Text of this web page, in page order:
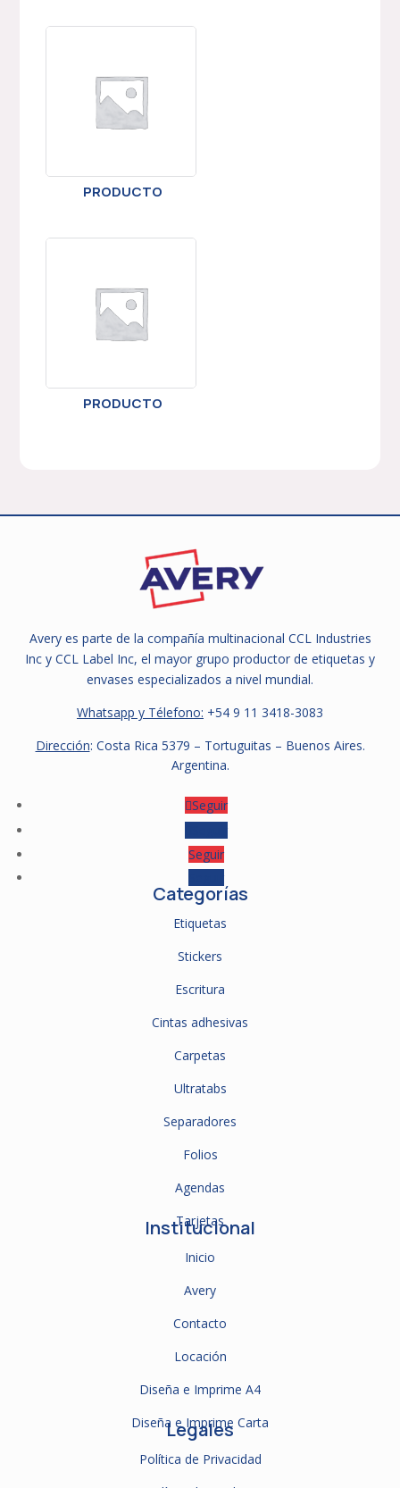
PRODUCTO
PRODUCTO
Avery es parte de la compañía multinacional CCL Industries
Inc y CCL Label Inc, el mayor grupo productor de etiquetas y
envases especializados a nivel mundial.
Whatsapp y Télefono: +54 9 11 3418-3083
Dirección: Costa Rica 5379 – Tortuguitas – Buenos Aires.
Argentina.
Seguir
Seguir
Categorías
Etiquetas
Stickers
Escritura
Cintas adhesivas
Carpetas
Ultratabs
Separadores
Folios
Agendas
Tarjetas
Institucional
Inicio
Avery
Contacto
Locación
Diseña e Imprime A4
Diseña e Imprime Carta
Legales
Política de Privacidad